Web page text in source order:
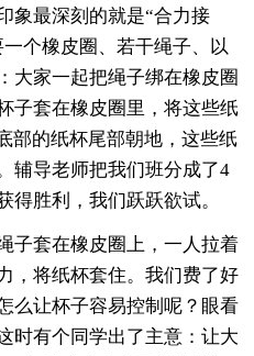
最深刻的就是“合力接
个橡皮圈、若干绳子、以
大家一起把绳子绑在橡皮圈
子套在橡皮圈里，将这些纸
的纸杯尾部朝地，这些纸
辅导老师把我们班分成了4
得胜利，我们跃跃欲试。
子套在橡皮圈上，一人拉着
，将纸杯套住。我们费了好
么让杯子容易控制呢？眼看
时有个同学出了主意：让大